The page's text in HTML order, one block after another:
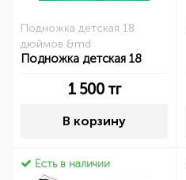
Подножка детская 18
дюймов &md
Подножка детская 18
1 500тг
В корзину
Есть в наличии